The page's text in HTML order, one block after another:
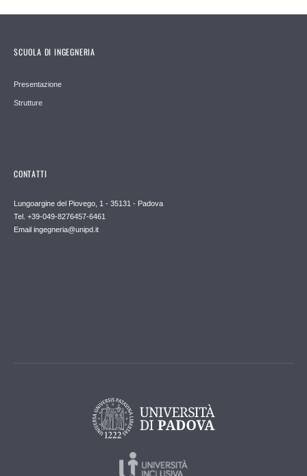
SCUOLA DI INGEGNERIA
Presentazione
Strutture
CONTATTI
Lungoargine del Piovego, 1 - 35131 - Padova
Tel. +39-049-8276457-6461
Email ingegneria@unipd.it